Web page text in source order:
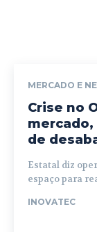
MERCADO E
Crise no
mercado,
de
Estatal diz
espaço para
INOVATEC